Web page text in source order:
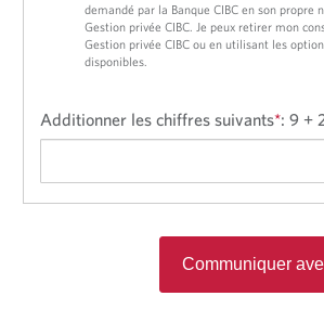
demandé par la Banque CIBC en son propre
Gestion privée CIBC. Je peux retirer mon
Gestion privée CIBC ou en utilisant les
disponibles.
Additionner les chiffres suivants*: 9 +
Communiquer